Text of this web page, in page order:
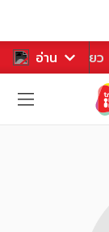
อ่าน
หาร ท่องเที่ยว